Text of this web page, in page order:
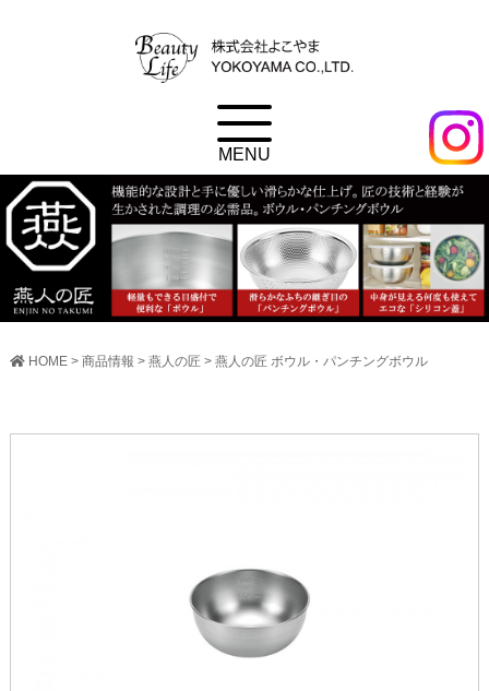
HOME> 商品情報 > 燕人の匠 > 燕人の匠 ボウル・パンチングボウル